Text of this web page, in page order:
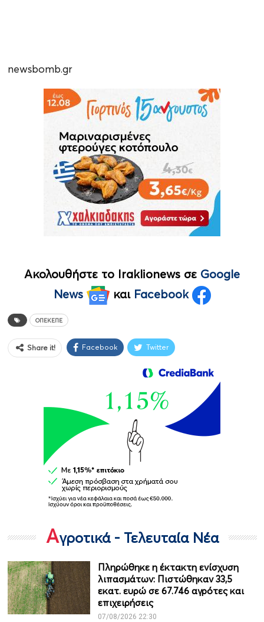
newsbomb.gr
Ακολουθήστε το Iraklionews σε Google
News
και Facebook
ΟΠΕΚΕΠΕ
Share it! Facebook Twitter
Αγροτικά - Τελευταία Νέα
Πληρώθηκε η έκτακτη ενίσχυση
λιπασμάτων: Πιστώθηκαν 33,5
εκατ. ευρώ σε 67.746 αγρότες και
επιχειρήσεις
07/08/2026 22:30